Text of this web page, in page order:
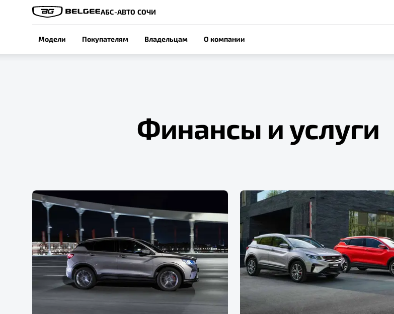
АБС-АВТО СОЧИ
Модели Покупателям Владельцам О компании
Финансы и услуги